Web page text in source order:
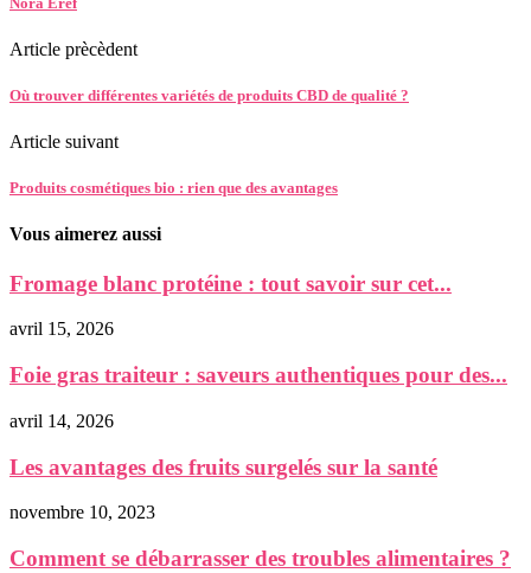
Article prècèdent
Où trouver différentes variétés de produits CBD de qualité ?
Article suivant
Produits cosmétiques bio : rien que des avantages
Vous aimerez aussi
Fromage blanc protéine : tout savoir sur cet...
avril 15, 2026
Foie gras traiteur : saveurs authentiques pour des...
avril 14, 2026
Les avantages des fruits surgelés sur la santé
novembre 10, 2023
Comment se débarrasser des troubles alimentaires ?